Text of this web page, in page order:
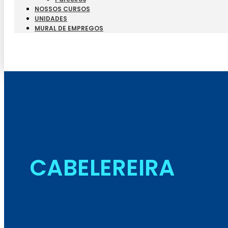
NOSSOS CURSOS
UNIDADES
MURAL DE EMPREGOS
CABELEREIRA